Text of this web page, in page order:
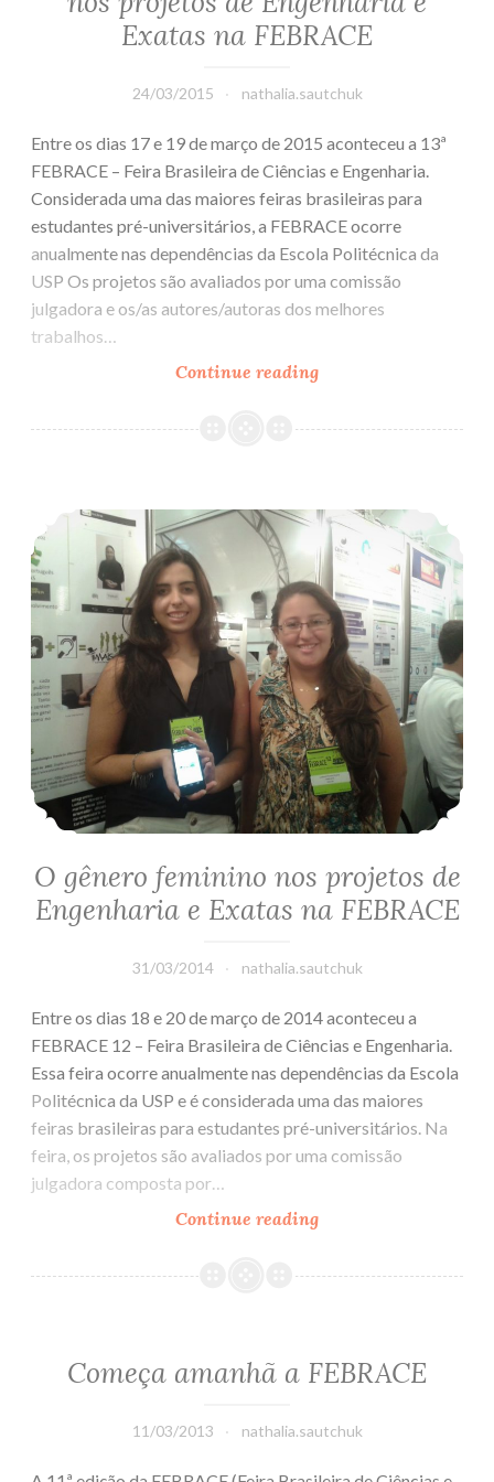
Exatas na FEBRACE
24/03/2015 nathalia.sautchuk
Entre os dias 17 e 19 de março de 2015 aconteceu a 13ª
FEBRACE – Feira Brasileira de Ciências e Engenharia.
Considerada uma das maiores feiras brasileiras para
estudantes pré-universitários, a FEBRACE ocorre
anualmente nas dependências da Escola Politécnica da
USP Os projetos são avaliados por uma comissão
julgadora e os/as autores/autoras dos melhores
trabalhos…
Continue reading
gênero
projetos
de
Engenharia
e
Exatas
na
FEBRACE
O gênero feminino nos projetos de Engenharia e Exatas na FEBRACE
O gênero feminino nos projetos de
Engenharia e Exatas na FEBRACE
31/03/2014 nathalia.sautchuk
Entre os dias 18 e 20 de março de 2014 aconteceu a
FEBRACE 12 – Feira Brasileira de Ciências e Engenharia.
Essa feira ocorre anualmente nas dependências da Escola
Politécnica da USP e é considerada uma das maiores
feiras brasileiras para estudantes pré-universitários. Na
feira, os projetos são avaliados por uma comissão
julgadora composta por…
Continue reading
feminino
Engenharia
Exatas
Começa amanhã a FEBRACE
11/03/2013 nathalia.sautchuk